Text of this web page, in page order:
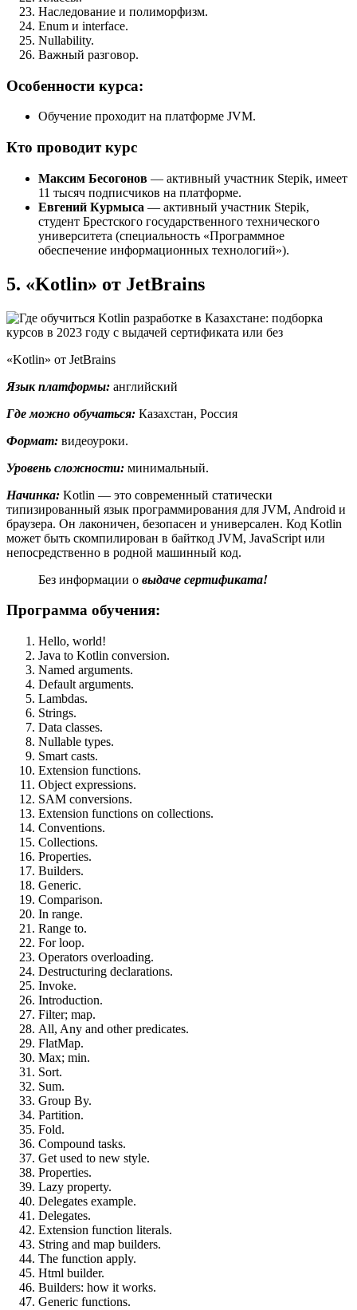
Наследование и полиморфизм.
Enum и interface.
Nullability.
Важный разговор.
Особенности курса:
Обучение проходит на платформе JVM.
Кто проводит курс
Максим Бесогонов — активный участник Stepik, имеет
11 тысяч подписчиков на платформе.
Евгений Курмыса — активный участник Stepik,
студент Брестского государственного технического
университета (специальность «Программное
обеспечение информационных технологий»).
5. «Kotlin» от JetBrains
«Kotlin» от JetBrains
Язык платформы: английский
Где можно обучаться: Казахстан, Россия
Формат: видеоуроки.
Уровень сложности: минимальный.
Начинка: Kotlin — это современный статически
типизированный язык программирования для JVM, Android и
браузера. Он лаконичен, безопасен и универсален. Код Kotlin
может быть скомпилирован в байткод JVM, JavaScript или
непосредственно в родной машинный код.
Без информации о выдаче сертификата!
Программа обучения:
Hello, world!
Java to Kotlin conversion.
Named arguments.
Default arguments.
Lambdas.
Strings.
Data classes.
Nullable types.
Smart casts.
Extension functions.
Object expressions.
SAM conversions.
Extension functions on collections.
Conventions.
Collections.
Properties.
Builders.
Generic.
Comparison.
In range.
Range to.
For loop.
Operators overloading.
Destructuring declarations.
Invoke.
Introduction.
Filter; map.
All, Any and other predicates.
FlatMap.
Max; min.
Sort.
Sum.
Group By.
Partition.
Fold.
Compound tasks.
Get used to new style.
Properties.
Lazy property.
Delegates example.
Delegates.
Extension function literals.
String and map builders.
The function apply.
Html builder.
Builders: how it works.
Generic functions.